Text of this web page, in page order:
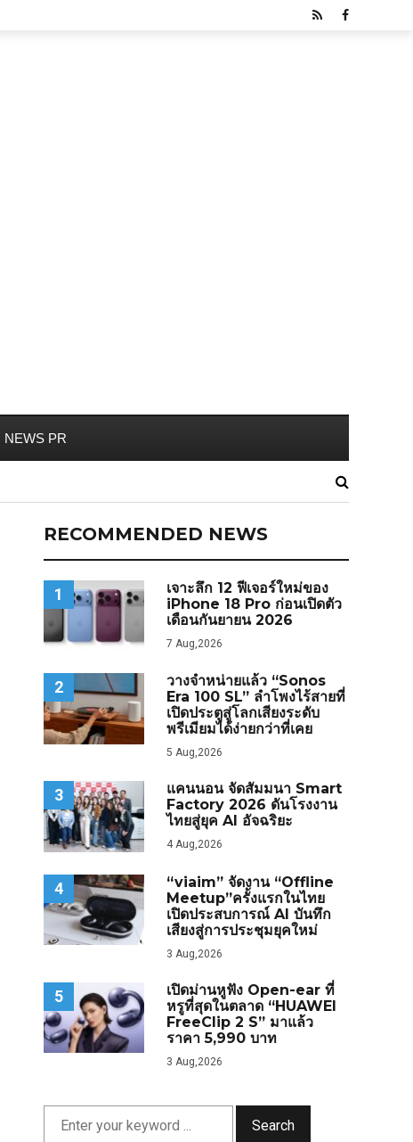
NEWS PR
RECOMMENDED NEWS
1
เจาะลึก 12 ฟีเจอร์ใหม่ของ
iPhone 18 Pro ก่อนเปิดตัว
เดือนกันยายน 2026
7 Aug,2026
2
วางจำหน่ายแล้ว “Sonos
Era 100 SL” ลำโพงไร้สายที่
เปิดประตูสู่โลกเสียงระดับ
พรีเมียมได้ง่ายกว่าที่เคย
5 Aug,2026
3
แคนนอน จัดสัมมนา Smart
Factory 2026 ดันโรงงาน
ไทยสู่ยุค AI อัจฉริยะ
4 Aug,2026
4
“viaim” จัดงาน “Offline
Meetup”ครั้งแรกในไทย
เปิดประสบการณ์ AI บันทึก
เสียงสู่การประชุมยุคใหม่
3 Aug,2026
5
เปิดม่านหูฟัง Open-ear ที่
หรูที่สุดในตลาด “HUAWEI
FreeClip 2 S” มาแล้ว
ราคา 5,990 บาท
3 Aug,2026
Search